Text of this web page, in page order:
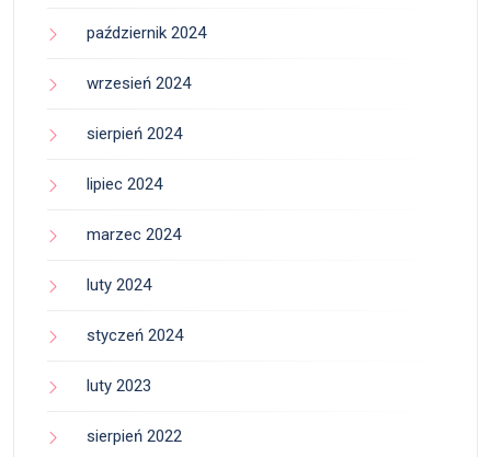
październik 2024
wrzesień 2024
sierpień 2024
lipiec 2024
marzec 2024
luty 2024
styczeń 2024
luty 2023
sierpień 2022